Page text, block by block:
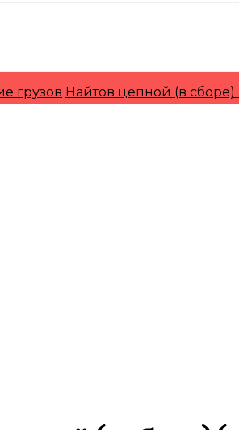
грузов Найтов цепной (в сборе)